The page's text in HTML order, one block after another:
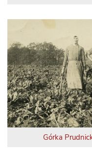
Górka